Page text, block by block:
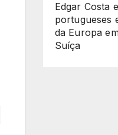
Edgar Costa
portugueses
da Europa
Suíça